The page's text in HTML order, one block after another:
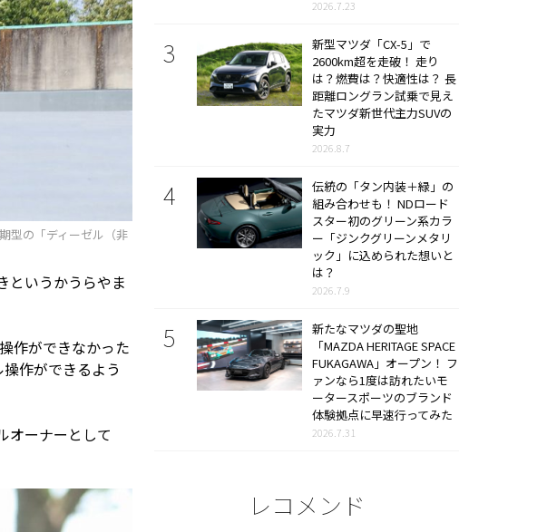
型の「ディーゼル（非
いうかうらやま
作ができなかった
作ができるよう
オーナーとして
2026.7.23
新型マツダ「CX-5」で
2600km超を走破！ 走り
は？燃費は？快適性は？ 長
距離ロングラン試乗で見え
たマツダ新世代主力SUVの
実力
2026.8.7
伝統の「タン内装＋緑」の
組み合わせも！ NDロード
スター初のグリーン系カラ
ー「ジンクグリーンメタリ
ック」に込められた想いと
は？
2026.7.9
新たなマツダの聖地
「MAZDA HERITAGE SPACE
FUKAGAWA」オープン！ フ
ァンなら1度は訪れたいモ
ータースポーツのブランド
体験拠点に早速行ってみた
2026.7.31
レコメンド